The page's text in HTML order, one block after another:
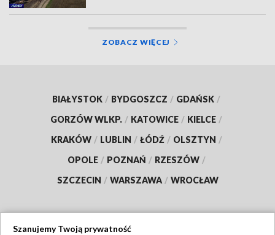
ZOBACZ WIĘCEJ
BIAŁYSTOK / BYDGOSZCZ / GDAŃSK /
GORZÓW WLKP. / KATOWICE / KIELCE /
KRAKÓW / LUBLIN / ŁÓDŹ / OLSZTYN /
OPOLE / POZNAŃ / RZESZÓW /
SZCZECIN / WARSZAWA / WROCŁAW
Szanujemy Twoją prywatność